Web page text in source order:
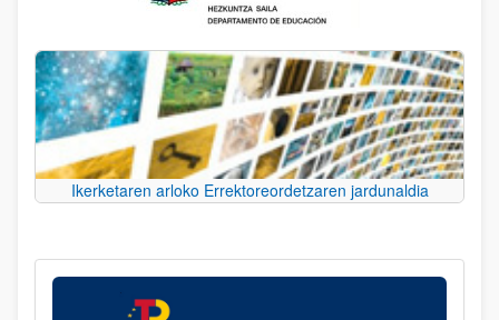
Ikerketaren arloko Errektoreordetzaren jardunaldia